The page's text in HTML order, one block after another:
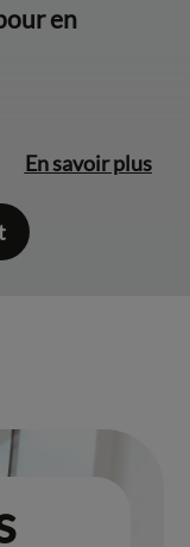
en
En savoir plus